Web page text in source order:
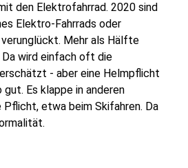
den Elektrofahrrad. 2020 sind
Elektro-Fahrrads oder
Mehr als Hälfte
Da wird einfach oft die
- aber eine Helmpflicht
Es klappe in anderen
Pflicht, etwa beim Skifahren. Da